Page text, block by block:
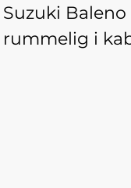
Suzuki
rummelig i